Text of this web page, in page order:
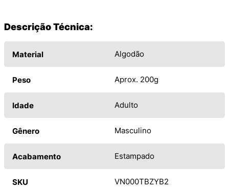
Descrição Técnica:
Material Algodão
Peso Aprox. 200g
Idade Adulto
Gênero Masculino
Acabamento Estampado
SKU VN000TBZYB2